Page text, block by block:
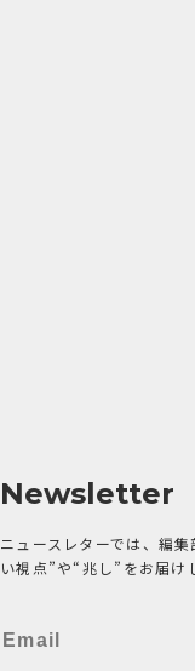
Newsletter
ニュースレターでは、編
い視点”や“兆し”をお届け